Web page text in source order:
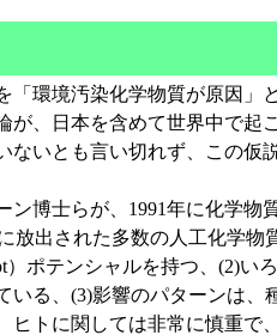
環境汚染化学物質が原因」
、日本を含めて世界中で起
ないとも言い切れず、この仮
博士らが、1991年に化学物
放出された多数の人工化学物
ポテンシャルを持つ、(2)い
る、(3)影響のパターンは、
ヒトに関しては非常に慎重で